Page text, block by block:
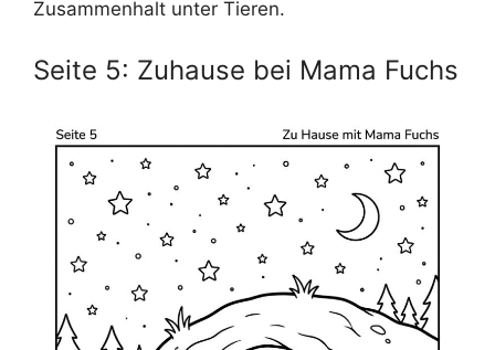
Zusammenhalt unter Tieren.
Seite 5: Zuhause bei Mama Fuchs